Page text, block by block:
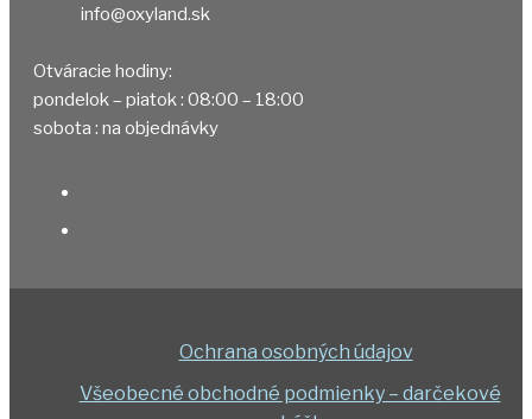
info@oxyland.sk
Otváracie hodiny:
pondelok – piatok : 08:00 – 18:00
sobota : na objednávky
Ochrana osobných údajov
Všeobecné obchodné podmienky – darčekové